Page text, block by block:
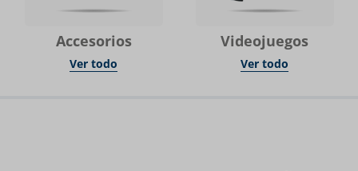
Accesorios
Ver todo
Videojuegos
Ver todo